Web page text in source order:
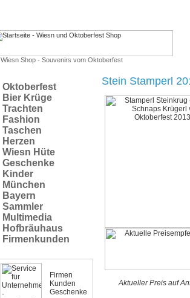
Wiesn Shop - Souvenirs vom Oktoberfest
Oktoberfest
Bier Krüge
Trachten
Fashion
Taschen
Herzen
Wiesn Hüte
Geschenke
Kinder
München
Bayern
Sammler
Multimedia
Hofbräuhaus
Firmenkunden
Firmen
Kunden
Geschenke
Stein Stamperl
Aktueller Preis auf